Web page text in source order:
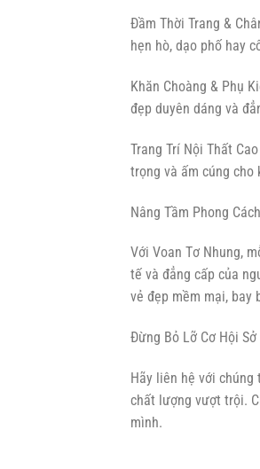
Đầm Thời Trang &
hẹn hò, dạo phố hay
Khăn Choàng & Phụ
đẹp duyên dáng và
Trang Trí Nội Thất
trọng và ấm cúng cho
Nâng Tầm Phong
Với Voan Tơ Nhung,
tế và đẳng cấp của
vẻ đẹp mềm mại, bay
Đừng Bỏ Lỡ Cơ Hội
Hãy liên hệ với chúng
chất lượng vượt trội.
mình.